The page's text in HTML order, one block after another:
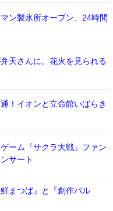
ン製氷所オープン、24時間
天さんに。花火を見られる
！イオンと立命館いばらき
ーム『サクラ大戦』ファン
サート
まつば』と『創作バル